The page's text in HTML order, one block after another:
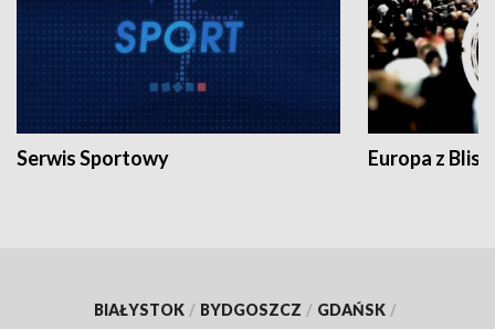
Serwis Sportowy Europa z
BIAŁYSTOK / BYDGOSZCZ / GDAŃSK /